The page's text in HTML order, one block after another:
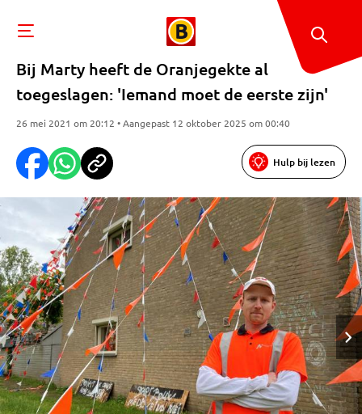
Bij Marty heeft de Oranjegekte al
toegeslagen: 'Iemand moet de eerste zijn'
26 mei 2021 om 20:12 • Aangepast 12 oktober 2025 om 00:40
Hulp bij lezen